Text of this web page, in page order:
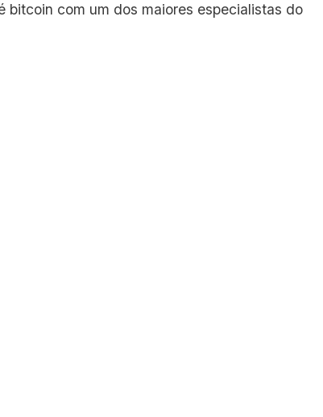
bitcoin com um dos maiores especialistas do